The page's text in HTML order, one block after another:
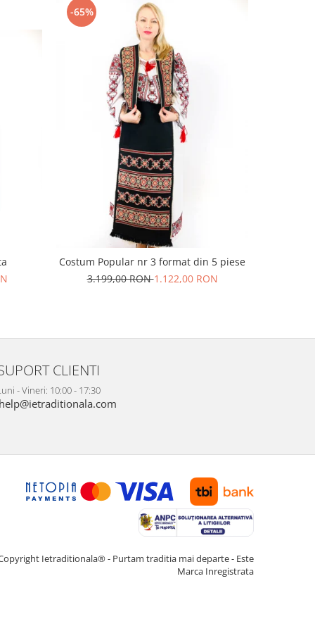
-65%
Costum Popular nr 3 format din 5 piese
3.199,00 RON1.122,00 RON
CLIENTI
- Vineri: 10:00 - 17:30
Ietraditionala® - Purtam traditia mai departe - Este
Marca Inregistrata